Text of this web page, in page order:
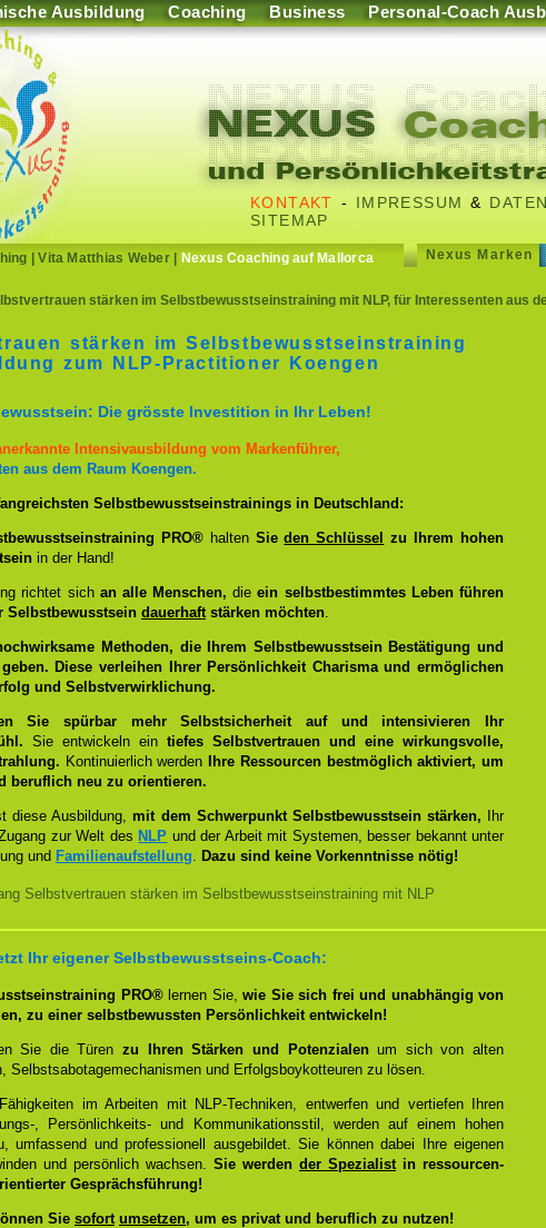
Ausbildung Coaching Business Personal-Coach
KONTAKT - IMPRESSUM &
SITEMAP
|Vita Matthias Weber| Nexus Coaching auf Mallorca Nexus Marken
stärken im Selbstbewusstseinstraining mit NLP, für Interessenten aus
stärken im Selbstbewusstseinstraining
zum NLP-Practitioner Koengen
Die grösste Investition in Ihr Leben!
Intensivausbildung vom Markenführer,
aus dem Raum Koengen.
Selbstbewusstseinstrainings in Deutschland:
PRO®haltenSieden Schlüssel
zu Ihrem hohen
in der Hand!
richtet sich an alle Menschen, dieein selbstbestimmtes Leben führen
Selbstbewusstsein dauerhaftstärken möchten.
Methoden, die Ihrem Selbstbewusstsein Bestätigung und
Diese verleihen Ihrer Persönlichkeit Charisma und ermöglichen
und Selbstverwirklichung.
Sie spürbar mehr Selbstsicherheit auf und intensivieren Ihr
Sie entwickeln ein tiefes Selbstvertrauen und eine wirkungsvolle,
Kontinuierlich werden
Ihre Ressourcen bestmöglich aktiviert, um
beruflich neu zu orientieren.
diese Ausbildung, mit dem Schwerpunkt Selbstbewusstsein stärken, Ihr
zur Welt des NLP und der Arbeit mit Systemen, besser bekannt unter
und Familienaufstellung. Dazu sind keine Vorkenntnisse nötig!
Selbstvertrauen stärken im Selbstbewusstseinstraining mit NLP
Ihr eigener Selbstbewusstseins-Coach:
PRO® lernen Sie,wie Sie sich frei und unabhängig von
zu einer selbstbewussten Persönlichkeit entwickeln!
Sie die Türenzu Ihren Stärken und Potenzialenum sich von alten
Selbstsabotagemechanismen und Erfolgsboykotteuren zu lösen.
im Arbeiten mit NLP-Techniken, entwerfen und vertiefen Ihren
, Persönlichkeits- und Kommunikationsstil, werden auf einem hohen
umfassend und professionell ausgebildet. Sie können dabei Ihre eigenen
und persönlich wachsen. Sie werden der Spezialistin ressourcen-
Gesprächsführung!
Sie sofort umsetzen, um es privat und beruflich zu nutzen!